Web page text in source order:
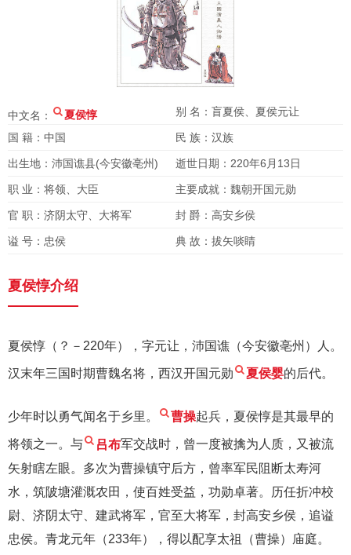
中文名： 夏侯惇 别 名：盲夏侯、夏侯元让
国 籍：中国 民 族：汉族
出生地：沛国谯县(今安徽亳州) 逝世日期：220年6月13日
职 业：将领、大臣 主要成就：魏朝开国元勋
官 职：济阴太守、大将军 封 爵：高安乡侯
谥 号：忠侯 典 故：拔矢啖睛
夏侯惇介绍
夏侯惇（？－220年），字元让，沛国谯（今安徽亳州）人。
汉末年三国时期曹魏名将，西汉开国元勋 夏侯婴的后代。
少年时以勇气闻名于乡里。 曹操起兵，夏侯惇是其最早的
将领之一。与 吕布军交战时，曾一度被擒为人质，又被流
矢射瞎左眼。多次为曹操镇守后方，曾率军民阻断太寿河
水，筑陂塘灌溉农田，使百姓受益，功勋卓著。历任折冲校
尉、济阴太守、建武将军，官至大将军，封高安乡侯，追谥
忠侯。青龙元年（233年），得以配享太祖（曹操）庙庭。